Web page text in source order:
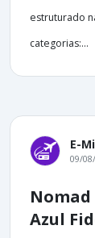
estruturado
categorias:...
E-
09/
Azul